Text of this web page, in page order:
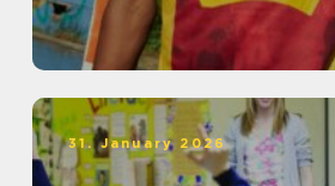
31. January 2026